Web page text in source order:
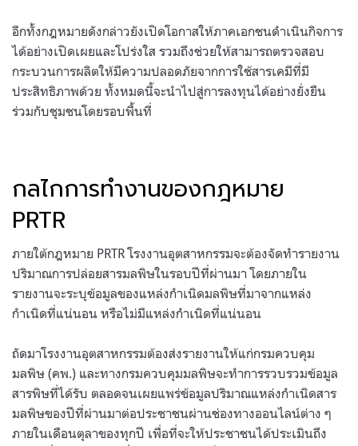
อีกทั้งกฎหมายดังกล่าวยังเปิดโอกาสให้ภาคเอกชนดำเนินกิจการ
ได้อย่างเปิดเผยและโปร่งใส รวมถึงช่วยให้สามารถตรวจสอบ
กระบวนการผลิตให้มีความปลอดภัยจากการใช้สารเคมีที่มี
ประสิทธิภาพด้วย ทั้งหมดนี้จะนำไปสู่การลงทุนได้อย่างยั่งยืน
ร่วมกับชุมชนโดยรอบพื้นที่
กลไกการทำงานของกฎหมาย
PRTR
ภายใต้กฎหมาย PRTR โรงงานอุตสาหกรรมจะต้องจัดทำรายงาน
ปริมาณการปล่อยสารมลพิษในรอบปีที่ผ่านมา โดยภายใน
รายงานจะระบุข้อมูลของแหล่งกำเนิดมลพิษที่มาจากแหล่ง
กำเนิดที่แน่นอน หรือไม่มีแหล่งกำเนิดที่แน่นอน
ถัดมาโรงงานอุตสาหกรรมต้องส่งรายงานให้แก่กรมควบคุม
มลพิษ (คพ.) และทางกรมควบคุมมลพิษจะทำการรวบรวมข้อมูล
สารพิษที่ได้รับ ตลอดจนเผยแพร่ข้อมูลปริมาณแหล่งกำเนิดสาร
มลพิษของปีที่ผ่านมาต่อประชาชนผ่านช่องทางออนไลน์ต่าง ๆ
ภายในเดือนตุลาของทุกปี เพื่อที่จะให้ประชาชนได้ประเมินถึง